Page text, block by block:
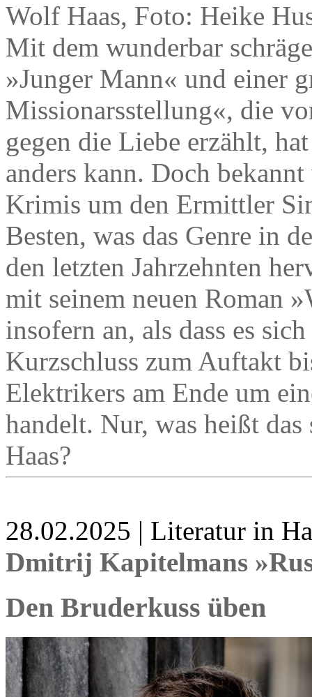
Wolf Haas, Foto: Heike
Mit dem wunderbar
»Junger Mann« und einer
Missionarsstellung«, die
gegen die Liebe erzählt,
anders kann. Doch
Krimis um den Ermittler
Besten, was das Genre in
den letzten Jahrzehnten
mit seinem neuen Roman
insofern an, als dass es
Kurzschluss zum Auftakt
Elektrikers am Ende um
handelt. Nur, was heißt
Haas?
28.02.2025 | Literatur in
Dmitrij Kapitelmans
Den Bruderkuss üben